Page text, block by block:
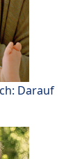
Darauf